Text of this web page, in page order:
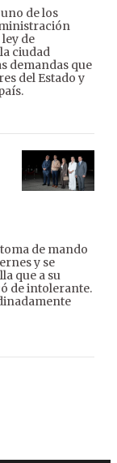
de los
de
ciudad
demandas que
del Estado y
de mando
y se
que a su
de intolerante.